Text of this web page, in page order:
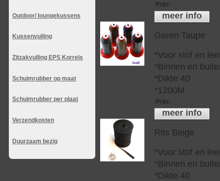
Outdoor/ loungekussens
Kussenvulling
Zitzakvulling EPS Korrels
Schuimrubber op maat
Schuimrubber per plaat
Verzendkosten
Duurzaam bezig
Prijs:
meer info
Garen Taupe
*Voor stof en
*Binnen en
*Dikte 40
*1200M
Prijs:
meer info
Rits Beige
*Voor stof en
*Binnen en
*Dikte 40